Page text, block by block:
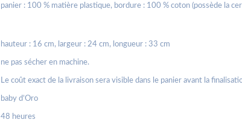
panier : 100 % matière plastique, bordure : 100 % coton (possède la
hauteur : 16 cm, largeur : 24 cm, longueur : 33 cm
ne pas sécher en machine.
Le coût exact de la livraison sera visible dans le panier avant la
baby d’Oro
48 heures